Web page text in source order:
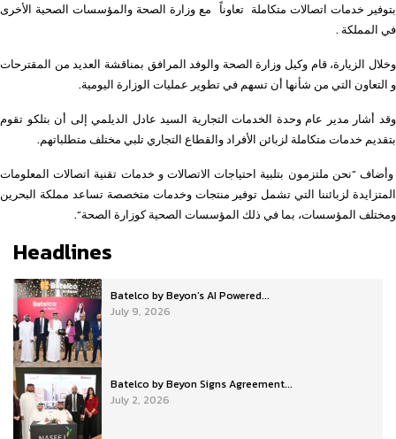
بتوفير خدمات اتصالات متكاملة تعاوناً مع وزارة الصحة والمؤسسات الصحية الأخرى
في المملكة .
وخلال الزيارة، قام وكيل وزارة الصحة والوفد المرافق بمناقشة العديد من المقترحات
و التعاون التي من شأنها أن تسهم في تطوير عمليات الوزارة اليومية.
وقد أشار مدير عام وحدة الخدمات التجارية السيد عادل الديلمي إلى أن بتلكو تقوم
بتقديم خدمات متكاملة لزبائن الأفراد والقطاع التجاري تلبي مختلف متطلباتهم.
وأضاف “نحن ملتزمون بتلبية احتياجات الاتصالات و خدمات تقنية اتصالات المعلومات
المتزايدة لزبائننا التي تشمل توفير منتجات وخدمات متخصصة تساعد مملكة البحرين
ومختلف المؤسسات، بما في ذلك المؤسسات الصحية كوزارة الصحة”.
Headlines
Batelco by Beyon’s AI Powered...
July 9, 2026
Batelco by Beyon Signs Agreement...
July 2, 2026